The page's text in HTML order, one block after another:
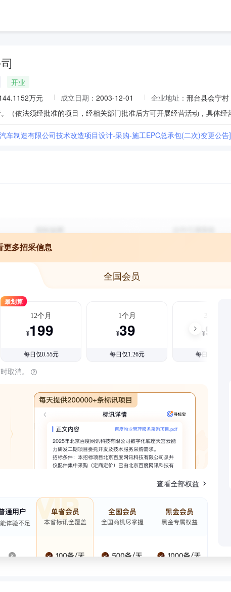
开业
万元 成立日期： 2003-12-01 企业地址： 邢台县会宁村
车制造有限公司技术改造项目设计-采购-施工EPC总承包(二次)变更公告]
更多招采信息
全国会员
最划算
12个月
¥199
每日仅0.55元
1个月
¥39
每日仅1.26元
3个月
¥99
每日仅1.08元
取消。
查看全部权益